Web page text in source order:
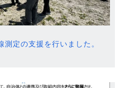
測定の支援を行いました。